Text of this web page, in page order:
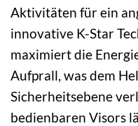
Aktivitäten für ein
innovative K-Star
maximiert die
Aufprall, was dem
Sicherheitsebene
bedienbaren Visors